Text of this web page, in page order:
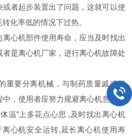
或者起步装置出了问题，这就可以使
化率低的情况下过热。
心机部件使用寿命，应当及时找出
者是离心机厂家，进行离心机故障处
要分离机械，与制药质量戚戚相
中，使用者应努力规避离心机意外事
“体温”上多花点心思 ,及时找出离心机
心机安全运转,延长离心机使用寿